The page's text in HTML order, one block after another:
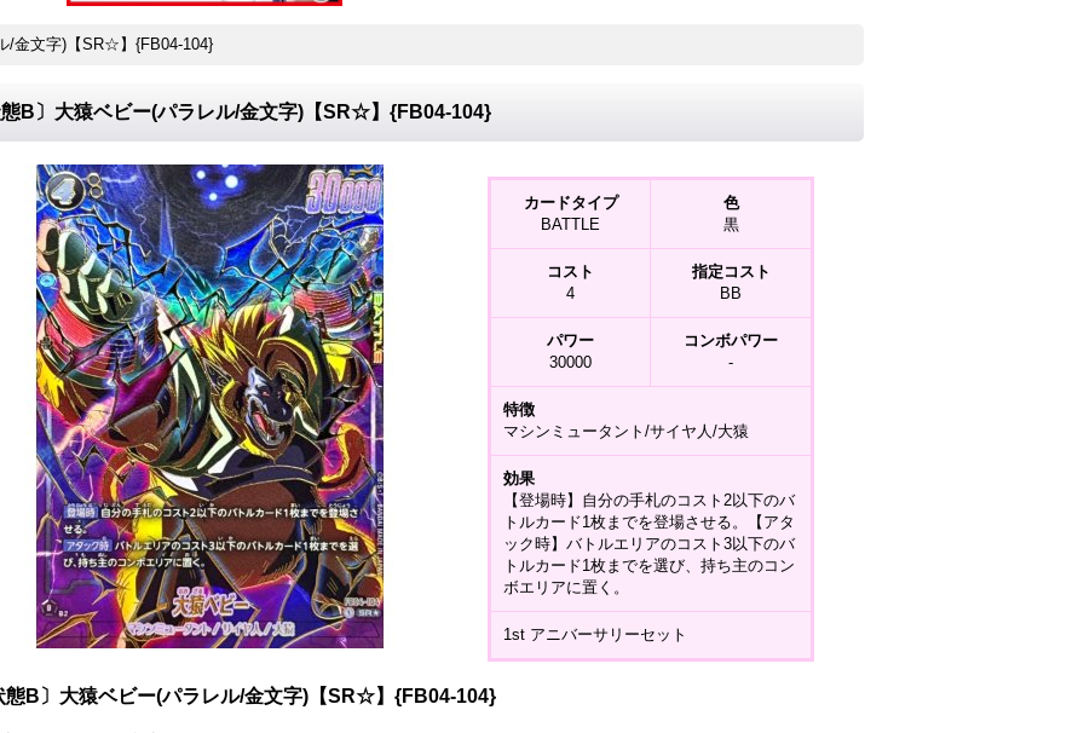
/金文字)【SR☆】{FB04-104}
B〕大猿ベビー(パラレル/金文字)【SR☆】{FB04-104}
カードタイプ
BATTLE
色
黒
コスト
4
指定コスト
BB
パワー
30000
コンボパワー
-
特徴
マシンミュータント/サイヤ人/大猿
効果
【登場時】自分の手札のコスト2以下のバ
トルカード1枚までを登場させる。【アタ
ック時】バトルエリアのコスト3以下のバ
トルカード1枚までを選び、持ち主のコン
ボエリアに置く。
1st アニバーサリーセット
態B〕大猿ベビー(パラレル/金文字)【SR☆】{FB04-104}